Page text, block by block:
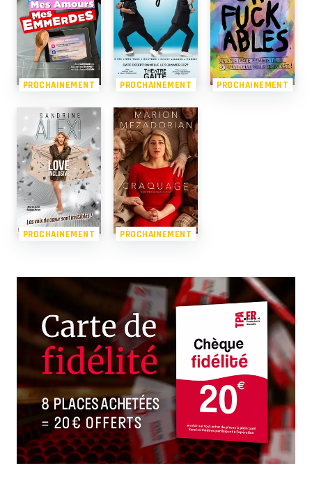
PROCHAINEMENT PROCHAINEMENT PROCHAINEMENT
PROCHAINEMENT PROCHAINEMENT